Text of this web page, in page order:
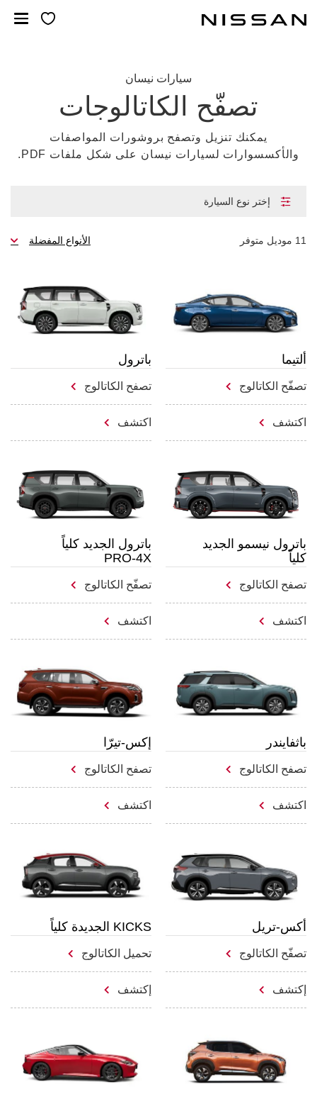
المحتوى
تصفّح الكاتالوجات
سيارات نيسان
يمكنك تنزيل وتصفح بروشورات المواصفات
والأكسسوارات لسيارات نيسان على شكل ملفات PDF.
إختر نوع السيارة
11 موديل متوفر الأنواع المفضلة
ألتيما
تصفّح الكاتالوج
اكتشف
باترول
تصفح الكاتالوج
اكتشف
باترول نيسمو الجديد
كلياً
تصفح الكاتالوج
اكتشف
باترول الجديد كلياً
PRO-4X
تصفّح الكاتالوج
اكتشف
باثفايندر
تصفح الكاتالوج
اكتشف
إكس-تيرّا
تصفح الكاتالوج
اكتشف
أكس-تريل
تصفّح الكاتالوج
إكتشف
KICKS الجديدة كلياً
تحميل الكاتالوج
إكتشف